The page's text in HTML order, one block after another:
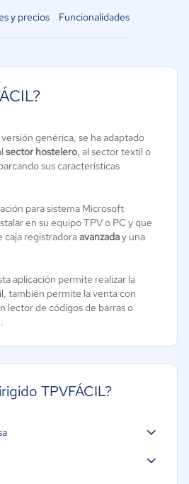
y precios Funcionalidades
genérica, se ha adaptado
sector hostelero, al sector textil o
sus características
para sistema Microsoft
en su equipo TPV o PC y que
caja registradoraavanzaday una
aplicación permite realizar la
también permite la venta con
lector de códigos de barras o
TPVFÁCIL?